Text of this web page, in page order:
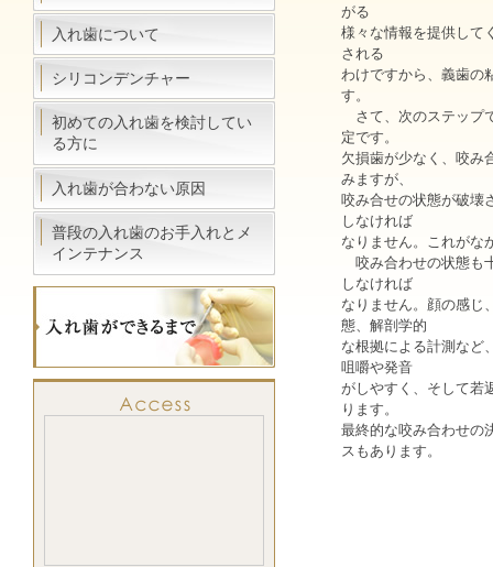
がる
様々な情報を提供して
される
わけですから、義歯の
す。
さて、次のステップ
定です。
欠損歯が少なく、咬み
みますが、
咬み合せの状態が破壊
しなければ
なりません。これがな
咬み合わせの状態も
しなければ
なりません。顔の感じ
態、解剖学的
な根拠による計測など
咀嚼や発音
がしやすく、そして若
ります。
最終的な咬み合わせの
スもあります。
入れ歯について
シリコンデンチャー
初めての入れ歯を検討してい
る方に
入れ歯が合わない原因
普段の入れ歯のお手入れとメ
インテナンス